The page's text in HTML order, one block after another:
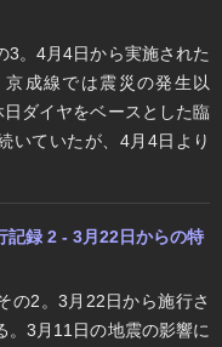
3。4月4日から実施された
成線では震災の発生以
ダイヤをベースとした臨
いていたが、4月4日より
記録 2 - 3月22日からの特
の2。3月22日から施行さ
。3月11日の地震の影響に